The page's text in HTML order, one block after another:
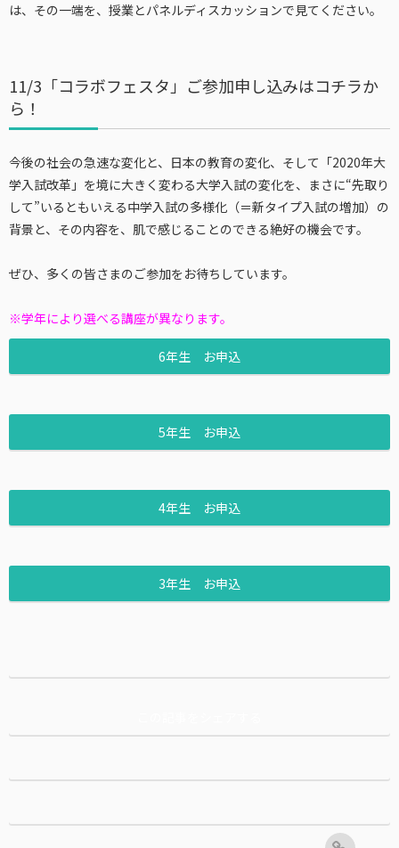
は、その一端を、授業とパネルディスカッションで見てください。
11/3「コラボフェスタ」ご参加申し込みはコチラか
ら！
今後の社会の急速な変化と、日本の教育の変化、そして「2020年大
学入試改革」を境に大きく変わる大学入試の変化を、まさに“先取り
して”いるともいえる中学入試の多様化（＝新タイプ入試の増加）の
背景と、その内容を、肌で感じることのできる絶好の機会です。
ぜひ、多くの皆さまのご参加をお待ちしています。
※学年により選べる講座が異なります。
6年生 お申込
5年生 お申込
4年生 お申込
3年生 お申込